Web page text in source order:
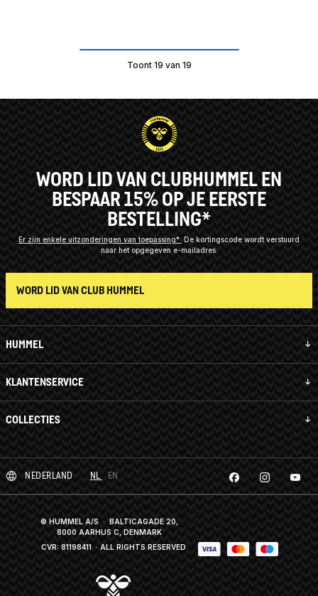
Toont 19 van 19
HUMMEL
KLANTENSERVICE
COLLECTIES
WORD LID VAN CLUBHUMMEL EN
BESPAAR 15% OP JE EERSTE
BESTELLING*
Er zijn enkele uitzonderingen van toepassing* De kortingscode wordt verstuurd
naar het opgegeven e-mailadres.
WORD LID VAN CLUB HUMMEL
NEDERLAND NL EN
© HUMMEL A/S · BALTICAGADE 20,
8000 AARHUS C, DENMARK
CVR: 81198411 · ALL RIGHTS RESERVED